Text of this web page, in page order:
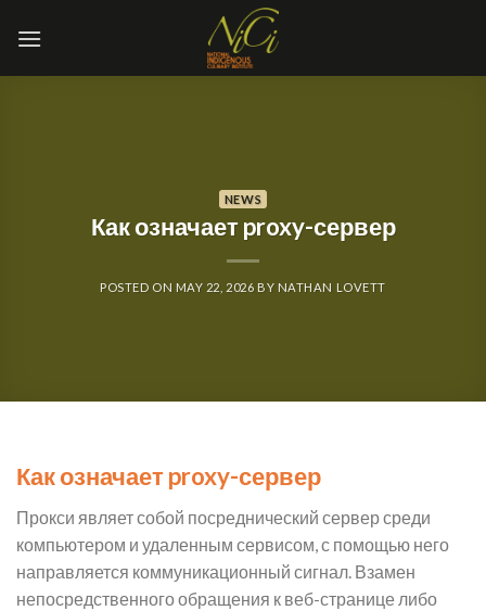
NEWS
Как означает proxy-сервер
POSTED ON MAY 22, 2026 BY NATHAN LOVETT
Как означает proxy-сервер
Прокси являет собой посреднический сервер среди
компьютером и удаленным сервисом, с помощью него
направляется коммуникационный сигнал. Взамен
непосредственного обращения к веб-странице либо